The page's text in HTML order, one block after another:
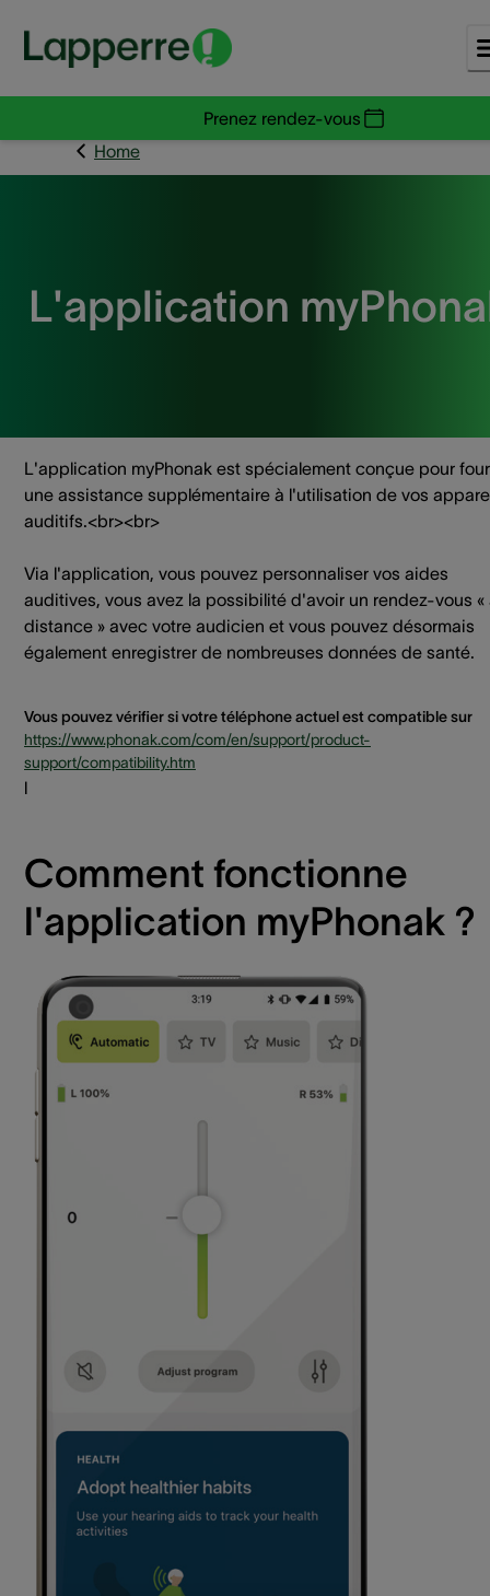
Prenez rendez-vous
Home
L'application
L'application myPhonak est spécialement conçue pour
une assistance supplémentaire à l'utilisation de vos
auditifs.<br><br>
Via l'application, vous pouvez personnaliser vos aides
auditives, vous avez la possibilité d'avoir un rendez-vous «
distance » avec votre audicien et vous pouvez désormais
également enregistrer de nombreuses données de santé.
Vous pouvez vérifier si votre téléphone actuel est compatible sur
https://www.phonak.com/com/en/support/product-
support/compatibility.htm
l
Comment fonctionne
l'application myPhonak ?